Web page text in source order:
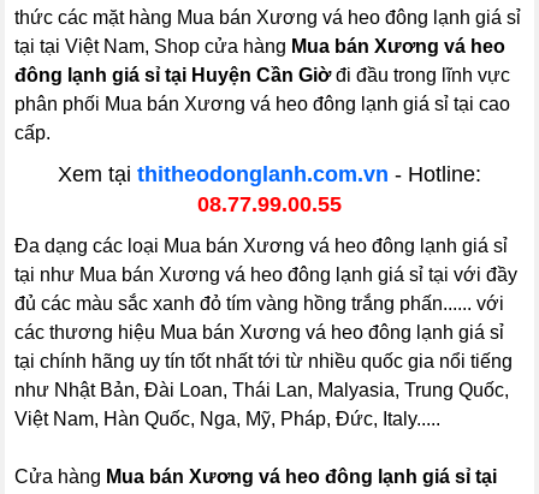
thức các mặt hàng Mua bán Xương vá heo đông lạnh giá sỉ
tại tại Việt Nam, Shop cửa hàng Mua bán Xương vá heo
đông lạnh giá sỉ tại Huyện Cần Giờđi đầu trong lĩnh vực
phân phối Mua bán Xương vá heo đông lạnh giá sỉ tại cao
cấp.
Xem tại thitheodonglanh.com.vn - Hotline:
08.77.99.00.55
Đa dạng các loại Mua bán Xương vá heo đông lạnh giá sỉ
tại như Mua bán Xương vá heo đông lạnh giá sỉ tại với đầy
đủ các màu sắc xanh đỏ tím vàng hồng trắng phấn...... với
các thương hiệu Mua bán Xương vá heo đông lạnh giá sỉ
tại chính hãng uy tín tốt nhất tới từ nhiều quốc gia nổi tiếng
như Nhật Bản, Đài Loan, Thái Lan, Malyasia, Trung Quốc,
Việt Nam, Hàn Quốc, Nga, Mỹ, Pháp, Đức, Italy.....
Cửa hàng Mua bán Xương vá heo đông lạnh giá sỉ tại